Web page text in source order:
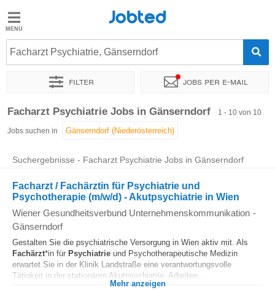
Jobted
Jobs
Jobted
Facharzt Psychiatrie, Gänserndorf
Filter Jobs per e-mail
Sortieren nach Genauer Standort Unternehmen
Facharzt Psychiatrie Jobs in Gänserndorf 1 - 10 von 10
Jobs suchen in
Suchergebnisse - Facharzt Psychiatrie Jobs in Gänserndorf
Facharzt / Fachärztin für Psychiatrie und
Psychotherapie (m/w/d) - Akutpsychiatrie in Wien
Wiener Gesundheitsverbund Unternehmenskommunikation -
Gänserndorf
Gestalten Sie die psychiatrische Versorgung in Wien aktiv mit. Als
Fachärzt*in für Psychiatrie und Psychotherapeutische Medizin
erwartet Sie in der Klinik Landstraße eine verantwortungsvolle
Tätigkeit in der stationären Akutpsychiatrie. Arbeiten...
Mehr anzeigen